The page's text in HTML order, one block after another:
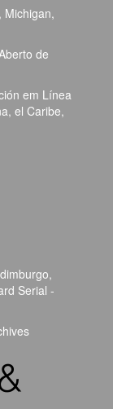
Michigan,
de
em Línea
el Caribe,
Serial -